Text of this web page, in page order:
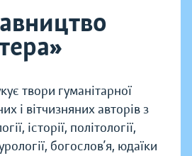
твори гуманітарної
і вітчизняних авторів з
історії, політології,
богослов’я, юдаїки